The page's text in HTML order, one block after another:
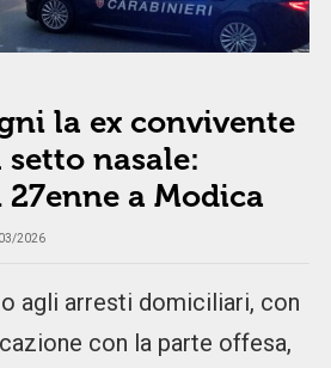
la ex convivente
nasale:
a Modica
2026
agli arresti domiciliari, con
con la parte offesa,